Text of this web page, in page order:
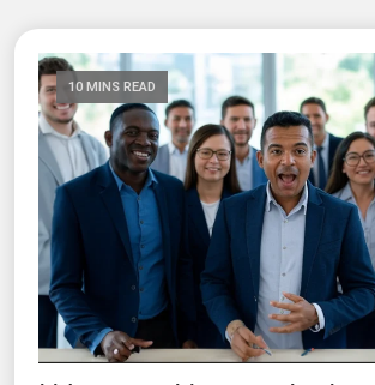
10 MINS READ